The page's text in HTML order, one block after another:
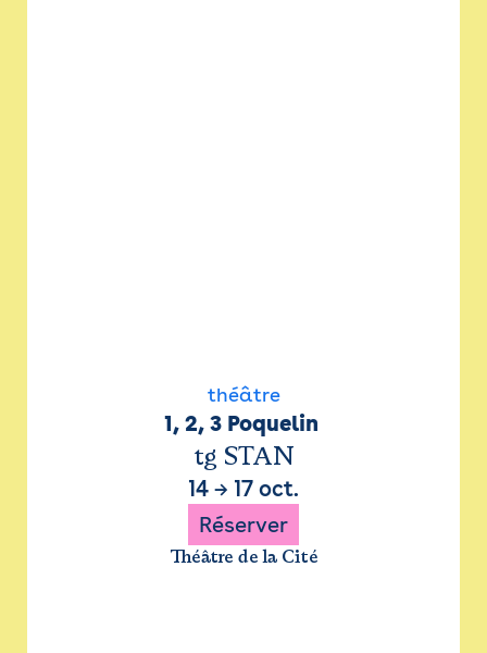
théâtre
1, 2, 3 Poquelin
tg STAN
14 → 17 oct.
Réserver
Théâtre de la Cité